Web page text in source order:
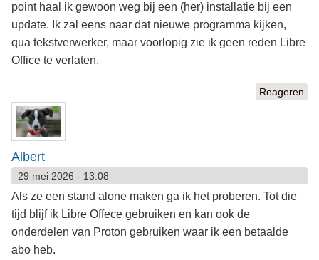
point haal ik gewoon weg bij een (her) installatie bij een
update. Ik zal eens naar dat nieuwe programma kijken,
qua tekstverwerker, maar voorlopig zie ik geen reden Libre
Office te verlaten.
Reageren
Albert
29 mei 2026 - 13:08
Als ze een stand alone maken ga ik het proberen. Tot die
tijd blijf ik Libre Offece gebruiken en kan ook de
onderdelen van Proton gebruiken waar ik een betaalde
abo heb.